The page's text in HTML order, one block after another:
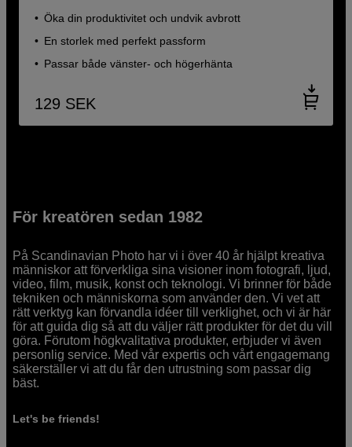
Öka din produktivitet och undvik avbrott
En storlek med perfekt passform
Passar både vänster- och högerhänta
129 SEK
För kreatören sedan 1982
På Scandinavian Photo har vi i över 40 år hjälpt kreativa
människor att förverkliga sina visioner inom fotografi, ljud,
video, film, musik, konst och teknologi. Vi brinner för både
tekniken och människorna som använder den. Vi vet att
rätt verktyg kan förvandla idéer till verklighet, och vi är här
för att guida dig så att du väljer rätt produkter för det du vill
göra. Förutom högkvalitativa produkter, erbjuder vi även
personlig service. Med vår expertis och vårt engagemang
säkerställer vi att du får den utrustning som passar dig
bäst.
Let's be friends!